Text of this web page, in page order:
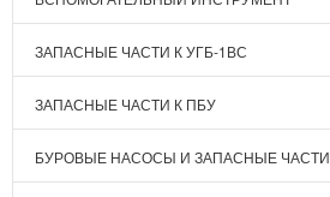
ЗАПАСНЫЕ ЧАСТИ К УГБ-1ВС
ЗАПАСНЫЕ ЧАСТИ К ПБУ
БУРОВЫЕ НАСОСЫ И ЗАПАСНЫЕ ЧАСТИ